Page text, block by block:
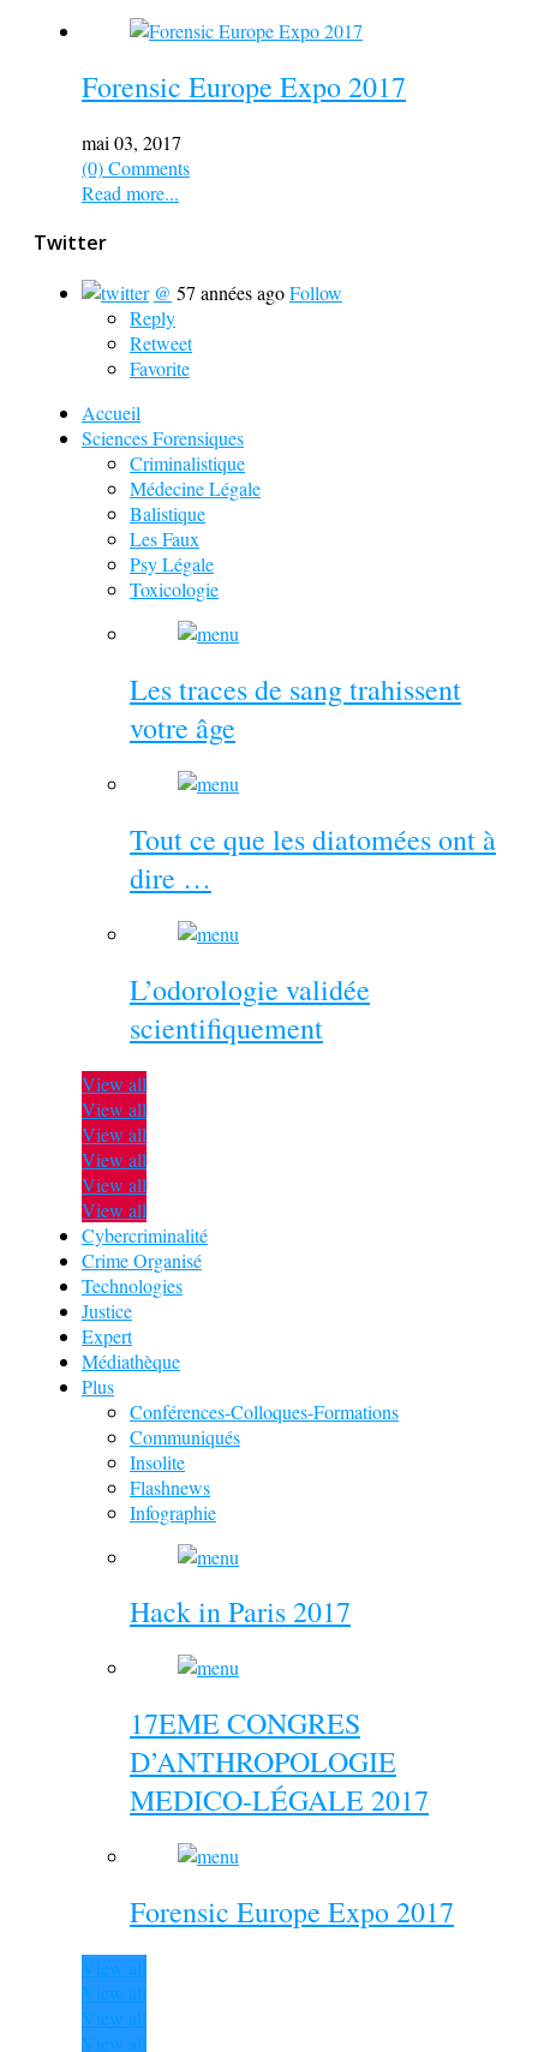
Forensic Europe Expo 2017
mai 03, 2017
(0) Comments
Read more...
Twitter
@ 57 années agoFollow
Reply
Retweet
Favorite
Accueil
Sciences Forensiques
Criminalistique
Médecine Légale
Balistique
Les Faux
Psy Légale
Toxicologie
Les traces de sang trahissent
votre âge
Tout ce que les diatomées ont à
dire …
L’odorologie validée
scientifiquement
View all
View all
View all
View all
View all
View all
Cybercriminalité
Crime Organisé
Technologies
Justice
Expert
Médiathèque
Plus
Conférences-Colloques-Formations
Communiqués
Insolite
Flashnews
Infographie
Hack in Paris 2017
17EME CONGRES
D’ANTHROPOLOGIE
MEDICO-LÉGALE 2017
Forensic Europe Expo 2017
View all
View all
View all
View all